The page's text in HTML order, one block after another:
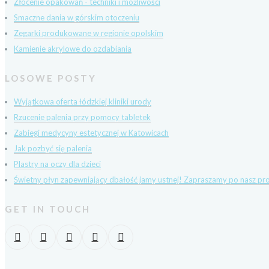
Smaczne dania w górskim otoczeniu
Zegarki produkowane w regionie opolskim
Kamienie akrylowe do ozdabiania
LOSOWE POSTY
Wyjątkowa oferta łódzkiej kliniki urody
Rzucenie palenia przy pomocy tabletek
Zabiegi medycyny estetycznej w Katowicach
Jak pozbyć się palenia
Plastry na oczy dla dzieci
Świetny płyn zapewniający dbałość jamy ustnej! Zapraszamy po nasz
GET IN TOUCH